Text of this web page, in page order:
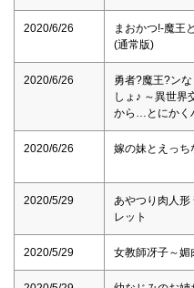
2020/6/26
まおかつ!-魔王
(通常版)
2020/6/26
勇者?魔王?ン
しょ♪ ～異世界
から…とにかく
2020/6/26 嫁の妹とえっち
2020/5/29
あやつり肉人形
レット
2020/5/29 女教師冴子～媚